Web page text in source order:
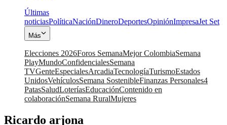
Últimas
noticiasPolíticaNaciónDineroDeportesOpiniónImpresaJet Set
Más
Elecciones 2026Foros SemanaMejor ColombiaSemana
PlayMundoConfidencialesSemana
TVGenteEspecialesArcadiaTecnologíaTurismoEstados
UnidosVehículosSemana SostenibleFinanzas Personales4
PatasSaludLoteríasEducaciónContenido en
colaboraciónSemana RuralMujeres
Ricardo arjona